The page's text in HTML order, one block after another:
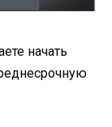
начать